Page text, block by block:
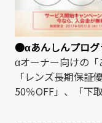
●αあんしんプログ
αオーナー向けの
「レンズ長期保証
50％OFF」、「下